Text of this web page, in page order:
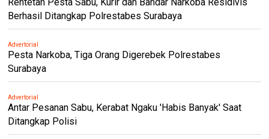
Berhasil Ditangkap Polrestabes Surabaya
Advertorial
Pesta Narkoba, Tiga Orang Digerebek Polrestabes
Surabaya
Advertorial
Antar Pesanan Sabu, Kerabat Ngaku 'Habis Banyak' Saat
Ditangkap Polisi